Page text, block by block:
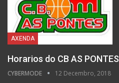
AXENDA
Horarios do CB AS PONTES
CYBERMODE 12 Decembro, 2018